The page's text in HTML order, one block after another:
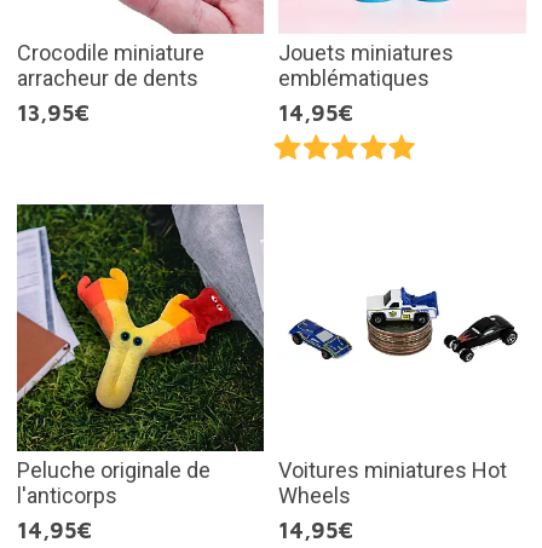
Crocodile miniature
arracheur de dents
13,95€
Jouets miniatures
emblématiques
14,95€
Peluche originale de
l'anticorps
14,95€
Voitures miniatures Hot
Wheels
14,95€